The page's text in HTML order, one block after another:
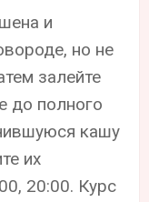
и
но не
залейте
до полного
кашу
их
20:00. Курс